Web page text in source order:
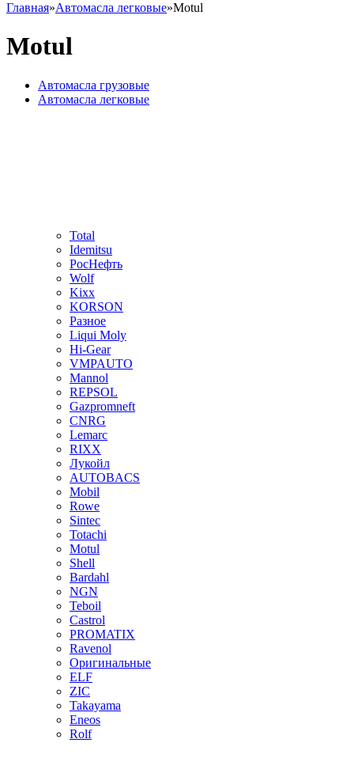
Главная»Автомасла легковые»Motul
Motul
Автомасла грузовые
Автомасла легковые
Total
Idemitsu
РосНефть
Wolf
Kixx
KORSON
Разное
Liqui Moly
Hi-Gear
VMPAUTO
Mannol
REPSOL
Gazpromneft
CNRG
Lemarc
RIXX
Лукойл
AUTOBACS
Mobil
Rowe
Sintec
Totachi
Motul
Shell
Bardahl
NGN
Teboil
Castrol
PROMATIX
Ravenol
Оригинальные
ELF
ZIC
Takayama
Eneos
Rolf